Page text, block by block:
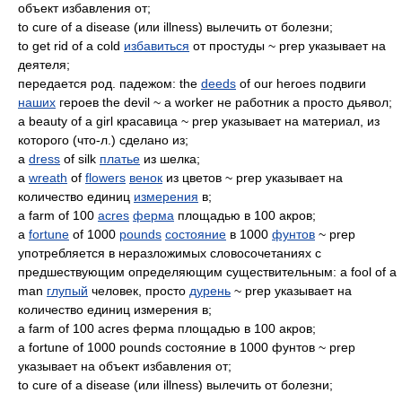
объект избавления от;
to cure of a disease (или illness) вылечить от болезни;
to get rid of a cold избавиться от простуды ~ prep указывает на
деятеля;
передается род. падежом: the deeds of our heroes подвиги
наших героев the devil ~ a worker не работник а просто дьявол;
a beauty of a girl красавица ~ prep указывает на материал, из
которого (что-л.) сделано из;
a dress of silk платье из шелка;
a wreath of flowers венок из цветов ~ prep указывает на
количество единиц измерения в;
a farm of 100 acres ферма площадью в 100 акров;
a fortune of 1000 pounds состояние в 1000 фунтов ~ prep
употребляется в неразложимых словосочетаниях с
предшествующим определяющим существительным: a fool of a
man глупый человек, просто дурень ~ prep указывает на
количество единиц измерения в;
a farm of 100 acres ферма площадью в 100 акров;
a fortune of 1000 pounds состояние в 1000 фунтов ~ prep
указывает на объект избавления от;
to cure of a disease (или illness) вылечить от болезни;